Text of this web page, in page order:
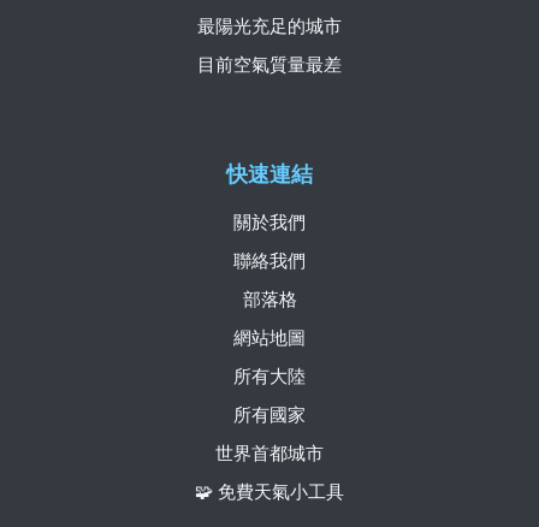
快速連結
關於我們
聯絡我們
部落格
網站地圖
所有大陸
所有國家
世界首都城市
🧩 免費天氣小工具
最陽光充足的城市
目前空氣質量最差